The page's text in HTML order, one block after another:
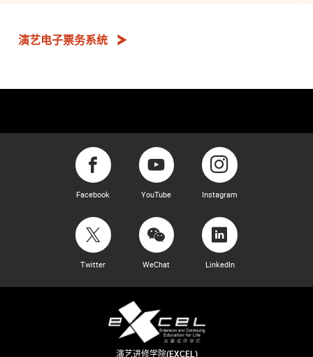
演艺电子票务系统
Facebook YouTube Instagram
Twitter WeChat LinkedIn
演艺进修学院(EXCEL)